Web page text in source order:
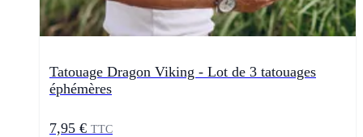
Tatouage Dragon Viking - Lot de 3 tatouages
éphémères
7,95 € TTC